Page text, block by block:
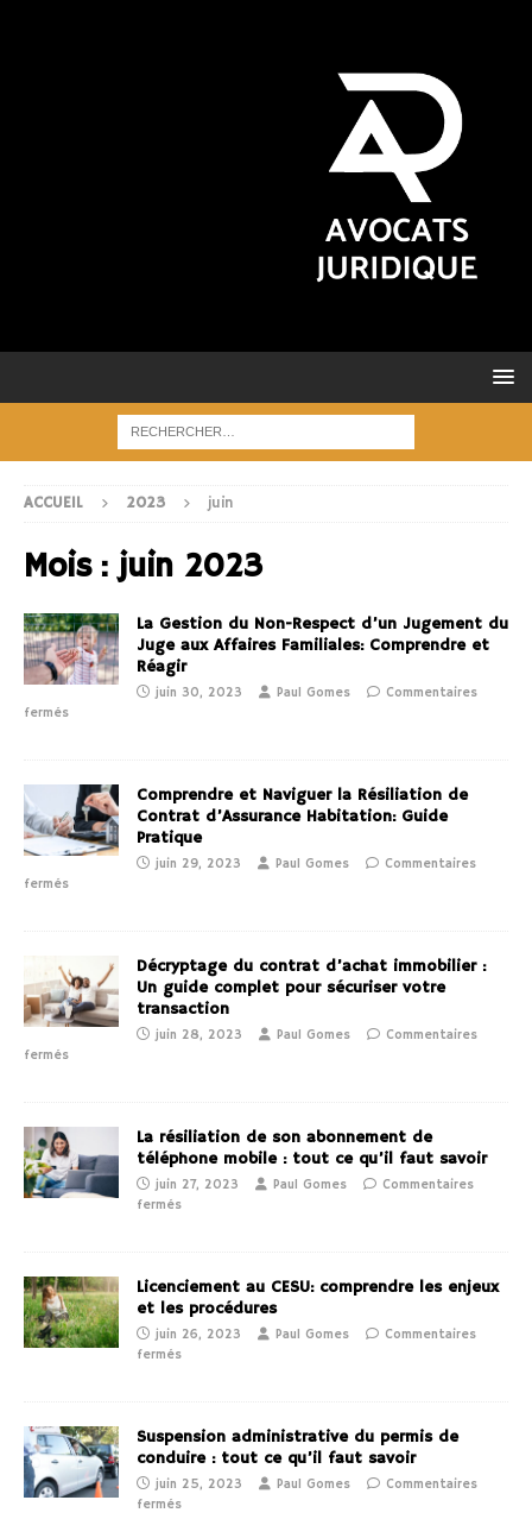
ACCUEIL 2023 juin
Mois :juin 2023
La Gestion du Non-Respect d’un Jugement du
Juge aux Affaires Familiales: Comprendre et
Réagir
juin 30, 2023 Paul Gomes
Commentaires
fermés
Comprendre et Naviguer la Résiliation de
Contrat d’Assurance Habitation: Guide
Pratique
juin 29, 2023 Paul Gomes
Commentaires
fermés
Décryptage du contrat d’achat immobilier :
Un guide complet pour sécuriser votre
transaction
juin 28, 2023 Paul Gomes
Commentaires
fermés
La résiliation de son abonnement de
téléphone mobile : tout ce qu’il faut savoir
juin 27, 2023 Paul Gomes
Commentaires
fermés
Licenciement au CESU: comprendre les enjeux
et les procédures
juin 26, 2023 Paul Gomes
Commentaires
fermés
Suspension administrative du permis de
conduire : tout ce qu’il faut savoir
juin 25, 2023 Paul Gomes
Commentaires
fermés